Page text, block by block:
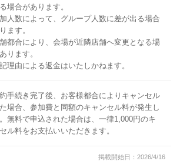
場合があります。
加人数によって、グループ人数に差が出る場合
ます。
舗都合により、会場が近隣店舗へ変更となる場
ります。
理由による返金はいたしかねます。
手続き完了後、お客様都合によりキャンセル
場合、参加費と同額のキャンセル料が発生し
無料で申込された場合は、一律1,000円のキ
ル料をお支払いいただきます。
掲載開始日：2026/4/16